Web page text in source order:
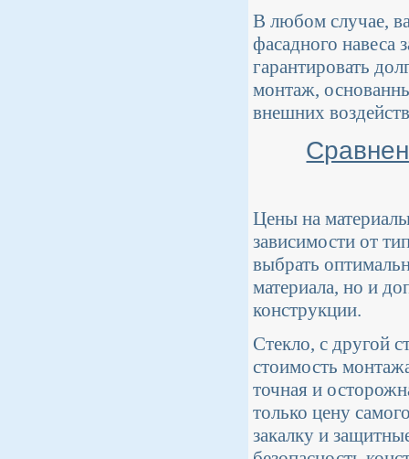
В любом случае,
фасадного навеса
гарантировать
монтаж,
внешних
Цены на
зависимости от
выбрать
материала, но и
конструкции.
Стекло, с другой
стоимость
точная и
только цену
закалку и